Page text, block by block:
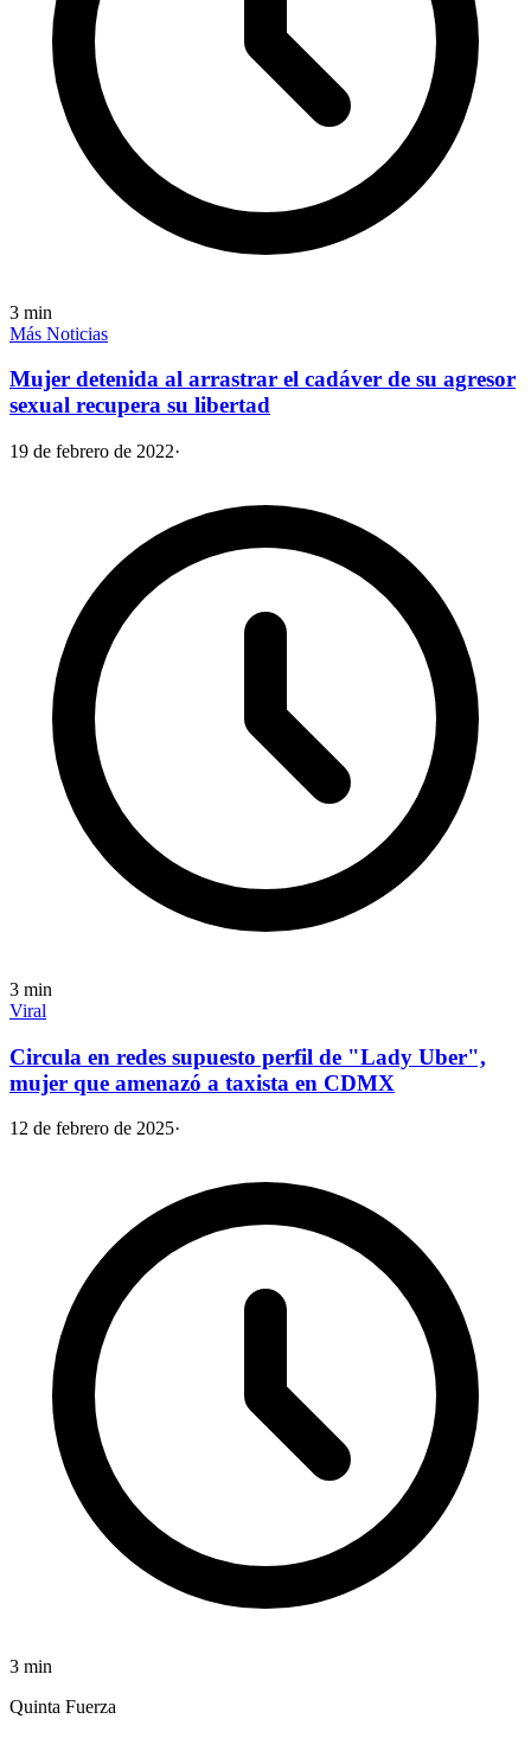
3 min
Más Noticias
Mujer detenida al arrastrar el cadáver de su agresor
sexual recupera su libertad
19 de febrero de 2022·
3 min
Viral
Circula en redes supuesto perfil de "Lady Uber",
mujer que amenazó a taxista en CDMX
12 de febrero de 2025·
3 min
Quinta Fuerza